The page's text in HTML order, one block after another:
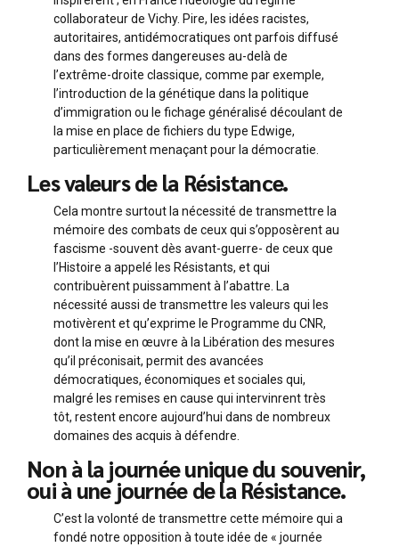
collaborateur de Vichy. Pire, les idées racistes,
autoritaires, antidémocratiques ont parfois diffusé
dans des formes dangereuses au-delà de
l’extrême-droite classique, comme par exemple,
l’introduction de la génétique dans la politique
d’immigration ou le fichage généralisé découlant de
la mise en place de fichiers du type Edwige,
particulièrement menaçant pour la démocratie.
Les valeurs de la Résistance.
Cela montre surtout la nécessité de transmettre la
mémoire des combats de ceux qui s’opposèrent au
fascisme -souvent dès avant-guerre- de ceux que
l’Histoire a appelé les Résistants, et qui
contribuèrent puissamment à l’abattre. La
nécessité aussi de transmettre les valeurs qui les
motivèrent et qu’exprime le Programme du CNR,
dont la mise en œuvre à la Libération des mesures
qu’il préconisait, permit des avancées
démocratiques, économiques et sociales qui,
malgré les remises en cause qui intervinrent très
tôt, restent encore aujourd’hui dans de nombreux
domaines des acquis à défendre.
Non à la journée unique du souvenir,
oui à une journée de la Résistance.
C’est la volonté de transmettre cette mémoire qui a
fondé notre opposition à toute idée de « journée